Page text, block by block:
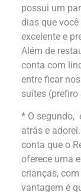
possui um
dias que
excelente e
Além de
conta com
entre ficar
suítes
* O segundo,
atrás e
conta que o
oferece uma
crianças,
vantagem é